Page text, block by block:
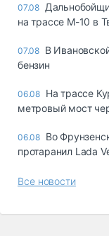
07.08
на трассе М-10 в
07.08 В
бензин
06.08 На трассе
метровый мост
06.08 Во
протаранил Lada
Все новости